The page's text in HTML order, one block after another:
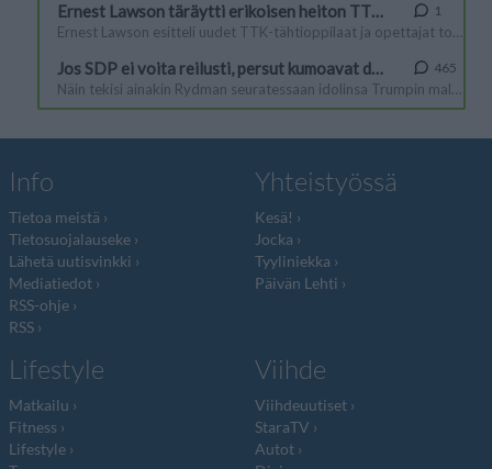
Info
Tietoa meistä
Tietosuojalauseke
Lähetä uutisvinkki
Mediatiedot
RSS-ohje
RSS
Yhteistyössä
Kesä!
Jocka
Tyyliniekka
Päivän Lehti
Lifestyle
Matkailu
Fitness
Lifestyle
Viihde
Viihdeuutiset
StaraTV
Autot